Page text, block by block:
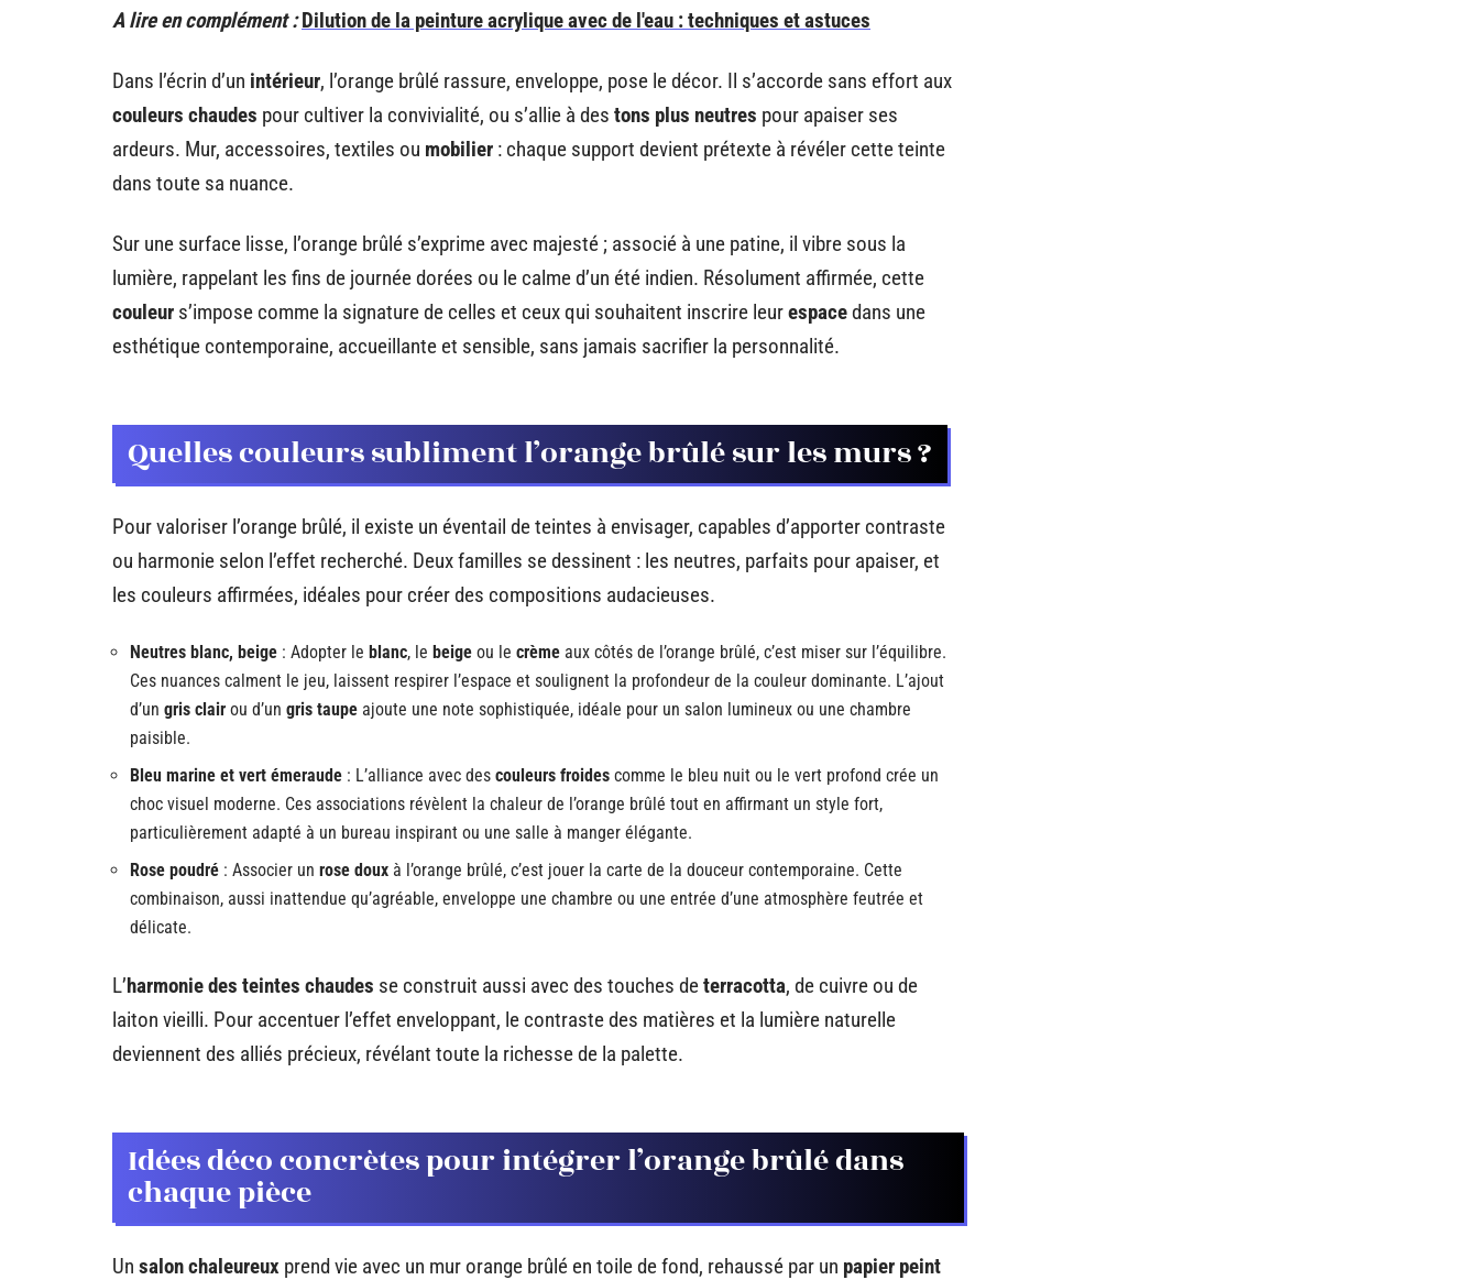
A lire en complément : Dilution de la peinture acrylique avec de l'eau : techniques et astuces
Dans l’écrin d’un intérieur, l’orange brûlé rassure, enveloppe, pose le décor. Il s’accorde sans effort aux
couleurs chaudes pour cultiver la convivialité, ou s’allie à des tons plus neutres pour apaiser ses
ardeurs. Mur, accessoires, textiles ou mobilier : chaque support devient prétexte à révéler cette teinte
dans toute sa nuance.
Sur une surface lisse, l’orange brûlé s’exprime avec majesté ; associé à une patine, il vibre sous la
lumière, rappelant les fins de journée dorées ou le calme d’un été indien. Résolument affirmée, cette
couleur s’impose comme la signature de celles et ceux qui souhaitent inscrire leurespacedans une
esthétique contemporaine, accueillante et sensible, sans jamais sacrifier la personnalité.
Quelles couleurs subliment l’orange brûlé sur les murs ?
Pour valoriser l’orange brûlé, il existe un éventail de teintes à envisager, capables d’apporter contraste
ou harmonie selon l’effet recherché. Deux familles se dessinent : les neutres, parfaits pour apaiser, et
les couleurs affirmées, idéales pour créer des compositions audacieuses.
Neutres blanc, beige : Adopter le blanc, le beige ou le crème aux côtés de l’orange brûlé, c’est miser sur l’équilibre.
Ces nuances calment le jeu, laissent respirer l’espace et soulignent la profondeur de la couleur dominante. L’ajout
d’un gris clair ou d’un gris taupe ajoute une note sophistiquée, idéale pour un salon lumineux ou une chambre
paisible.
Bleu marine et vert émeraude : L’alliance avec des couleurs froides comme le bleu nuit ou le vert profond crée un
choc visuel moderne. Ces associations révèlent la chaleur de l’orange brûlé tout en affirmant un style fort,
particulièrement adapté à un bureau inspirant ou une salle à manger élégante.
Rose poudré : Associer un rose doux à l’orange brûlé, c’est jouer la carte de la douceur contemporaine. Cette
combinaison, aussi inattendue qu’agréable, enveloppe une chambre ou une entrée d’une atmosphère feutrée et
délicate.
L’harmonie des teintes chaudes se construit aussi avec des touches deterracotta, de cuivre ou de
laiton vieilli. Pour accentuer l’effet enveloppant, le contraste des matières et la lumière naturelle
deviennent des alliés précieux, révélant toute la richesse de la palette.
Idées déco concrètes pour intégrer l’orange brûlé dans
chaque pièce
Un salon chaleureux prend vie avec un mur orange brûlé en toile de fond, rehaussé par un papier peint